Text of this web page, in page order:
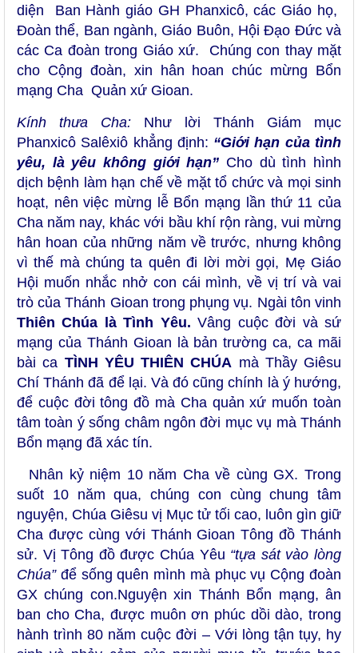
diện Ban Hành giáo GH Phanxicô, các Giáo họ,
Đoàn thể, Ban ngành, Giáo Buôn, Hội Đạo Đức và
các Ca đoàn trong Giáo xứ. Chúng con thay mặt
cho Cộng đoàn, xin hân hoan chúc mừng Bổn
mạng Cha Quản xứ Gioan.
Kính thưa Cha: Như lời Thánh Giám mục
Phanxicô Salêxiô khẳng định: “Giới hạn của tình
yêu, là yêu không giới hạn” Cho dù tình hình
dịch bệnh làm hạn chế về mặt tổ chức và mọi sinh
hoạt, nên việc mừng lễ Bổn mạng lần thứ 11 của
Cha năm nay, khác với bầu khí rộn ràng, vui mừng
hân hoan của những năm về trước, nhưng không
vì thế mà chúng ta quên đi lời mời gọi, Mẹ Giáo
Hội muốn nhắc nhở con cái mình, về vị trí và vai
trò của Thánh Gioan trong phụng vụ. Ngài tôn vinh
Thiên Chúa là Tình Yêu. Vâng cuộc đời và sứ
mạng của Thánh Gioan là bản trường ca, ca mãi
bài ca TÌNH YÊU THIÊN CHÚA mà Thầy Giêsu
Chí Thánh đã để lại. Và đó cũng chính là ý hướng,
để cuộc đời tông đồ mà Cha quản xứ muốn toàn
tâm toàn ý sống châm ngôn đời mục vụ mà Thánh
Bổn mạng đã xác tín.
Nhân kỷ niệm 10 năm Cha về cùng GX. Trong
suốt 10 năm qua, chúng con cùng chung tâm
nguyện, Chúa Giêsu vị Mục tử tối cao, luôn gìn giữ
Cha được cùng với Thánh Gioan Tông đồ Thánh
sử. Vị Tông đồ được Chúa Yêu “tựa sát vào lòng
Chúa”để sống quên mình mà phục vụ Cộng đoàn
GX chúng con.Nguyện xin Thánh Bổn mạng, ân
ban cho Cha, được muôn ơn phúc dồi dào, trong
hành trình 80 năm cuộc đời – Với lòng tận tụy, hy